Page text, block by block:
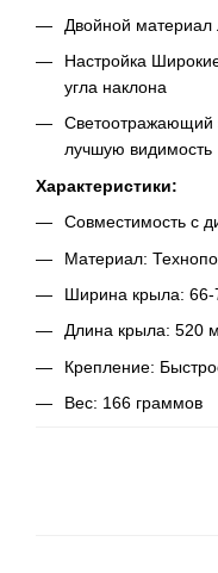
Двойной материал
Настройка
угла наклона
Светоотражающий
лучшую видимость
Характеристики:
Совместимость с
Материал:
Ширина крыла:
Длина крыла: 520
Крепление:
Вес: 166 граммов